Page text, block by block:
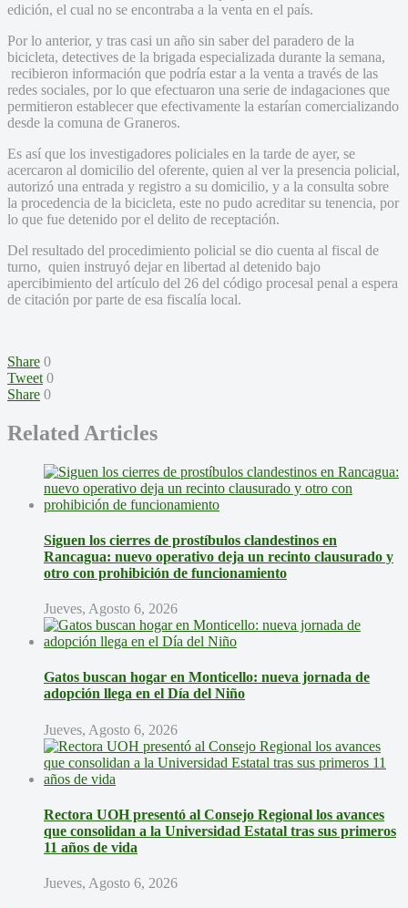
edición, el cual no se encontraba a la venta en el país.
Por lo anterior, y tras casi un año sin saber del paradero de la
bicicleta, detectives de la brigada especializada durante la semana,
recibieron información que podría estar a la venta a través de las
redes sociales, por lo que efectuaron una serie de indagaciones que
permitieron establecer que efectivamente la estarían comercializando
desde la comuna de Graneros.
Es así que los investigadores policiales en la tarde de ayer, se
acercaron al domicilio del oferente, quien al ver la presencia policial,
autorizó una entrada y registro a su domicilio, y a la consulta sobre
la procedencia de la bicicleta, este no pudo acreditar su tenencia, por
lo que fue detenido por el delito de receptación.
Del resultado del procedimiento policial se dio cuenta al fiscal de
turno, quien instruyó dejar en libertad al detenido bajo
apercibimiento del artículo del 26 del código procesal penal a espera
de citación por parte de esa fiscalía local.
Share 0
Tweet 0
Share 0
Related Articles
Siguen los cierres de prostíbulos clandestinos en
Rancagua: nuevo operativo deja un recinto clausurado y
otro con prohibición de funcionamiento
Jueves, Agosto 6, 2026
Gatos buscan hogar en Monticello: nueva jornada de
adopción llega en el Día del Niño
Jueves, Agosto 6, 2026
Rectora UOH presentó al Consejo Regional los avances
que consolidan a la Universidad Estatal tras sus primeros
11 años de vida
Jueves, Agosto 6, 2026